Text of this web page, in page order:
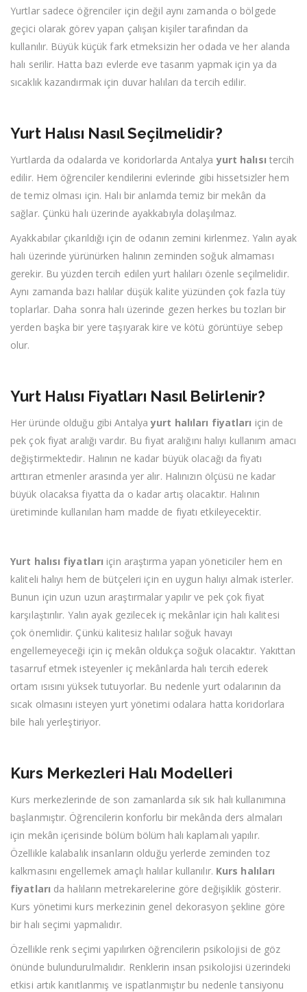
Yurtlar sadece öğrenciler için değil aynı zamanda o bölgede
geçici olarak görev yapan çalışan kişiler tarafından da
kullanılır. Büyük küçük fark etmeksizin her odada ve her alanda
halı serilir. Hatta bazı evlerde eve tasarım yapmak için ya da
sıcaklık kazandırmak için duvar halıları da tercih edilir.
Yurt Halısı Nasıl Seçilmelidir?
Yurtlarda da odalarda ve koridorlarda Antalyayurt halısı tercih
edilir. Hem öğrenciler kendilerini evlerinde gibi hissetsizler hem
de temiz olması için. Halı bir anlamda temiz bir mekân da
sağlar. Çünkü halı üzerinde ayakkabıyla dolaşılmaz.
Ayakkabılar çıkarıldığı için de odanın zemini kirlenmez. Yalın ayak
halı üzerinde yürünürken halının zeminden soğuk almaması
gerekir. Bu yüzden tercih edilen yurt halıları özenle seçilmelidir.
Aynı zamanda bazı halılar düşük kalite yüzünden çok fazla tüy
toplarlar. Daha sonra halı üzerinde gezen herkes bu tozları bir
yerden başka bir yere taşıyarak kire ve kötü görüntüye sebep
olur.
Yurt Halısı Fiyatları Nasıl Belirlenir?
Her üründe olduğu gibi Antalyayurt halıları fiyatları için de
pek çok fiyat aralığı vardır. Bu fiyat aralığını halıyı kullanım amacı
değiştirmektedir. Halının ne kadar büyük olacağı da fiyatı
arttıran etmenler arasında yer alır. Halınızın ölçüsü ne kadar
büyük olacaksa fiyatta da o kadar artış olacaktır. Halının
üretiminde kullanılan ham madde de fiyatı etkileyecektir.
Yurt halısı fiyatları için araştırma yapan yöneticiler hem en
kaliteli halıyı hem de bütçeleri için en uygun halıyı almak isterler.
Bunun için uzun uzun araştırmalar yapılır ve pek çok fiyat
karşılaştırılır. Yalın ayak gezilecek iç mekânlar için halı kalitesi
çok önemlidir. Çünkü kalitesiz halılar soğuk havayı
engellemeyeceği için iç mekân oldukça soğuk olacaktır. Yakıttan
tasarruf etmek isteyenler iç mekânlarda halı tercih ederek
ortam ısısını yüksek tutuyorlar. Bu nedenle yurt odalarının da
sıcak olmasını isteyen yurt yönetimi odalara hatta koridorlara
bile halı yerleştiriyor.
Kurs Merkezleri Halı Modelleri
Kurs merkezlerinde de son zamanlarda sık sık halı kullanımına
başlanmıştır. Öğrencilerin konforlu bir mekânda ders almaları
için mekân içerisinde bölüm bölüm halı kaplamalı yapılır.
Özellikle kalabalık insanların olduğu yerlerde zeminden toz
kalkmasını engellemek amaçlı halılar kullanılır. Kurs halıları
fiyatları da halıların metrekarelerine göre değişiklik gösterir.
Kurs yönetimi kurs merkezinin genel dekorasyon şekline göre
bir halı seçimi yapmalıdır.
Özellikle renk seçimi yapılırken öğrencilerin psikolojisi de göz
önünde bulundurulmalıdır. Renklerin insan psikolojisi üzerindeki
etkisi artık kanıtlanmış ve ispatlanmıştır bu nedenle tansiyonu